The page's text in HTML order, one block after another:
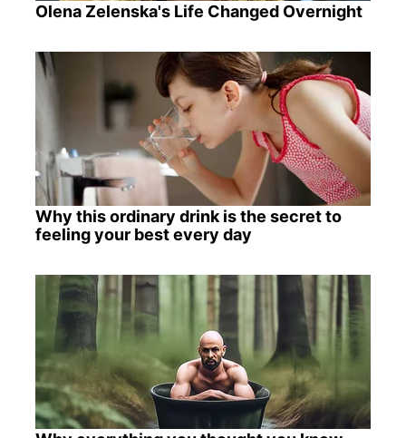
Olena Zelenska's Life Changed Overnight
Why this ordinary drink is the secret to
feeling your best every day